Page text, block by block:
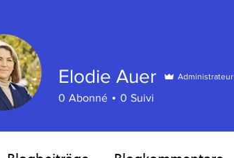
Elodie Auer Administrateur
0 Abonné 0 Suivi